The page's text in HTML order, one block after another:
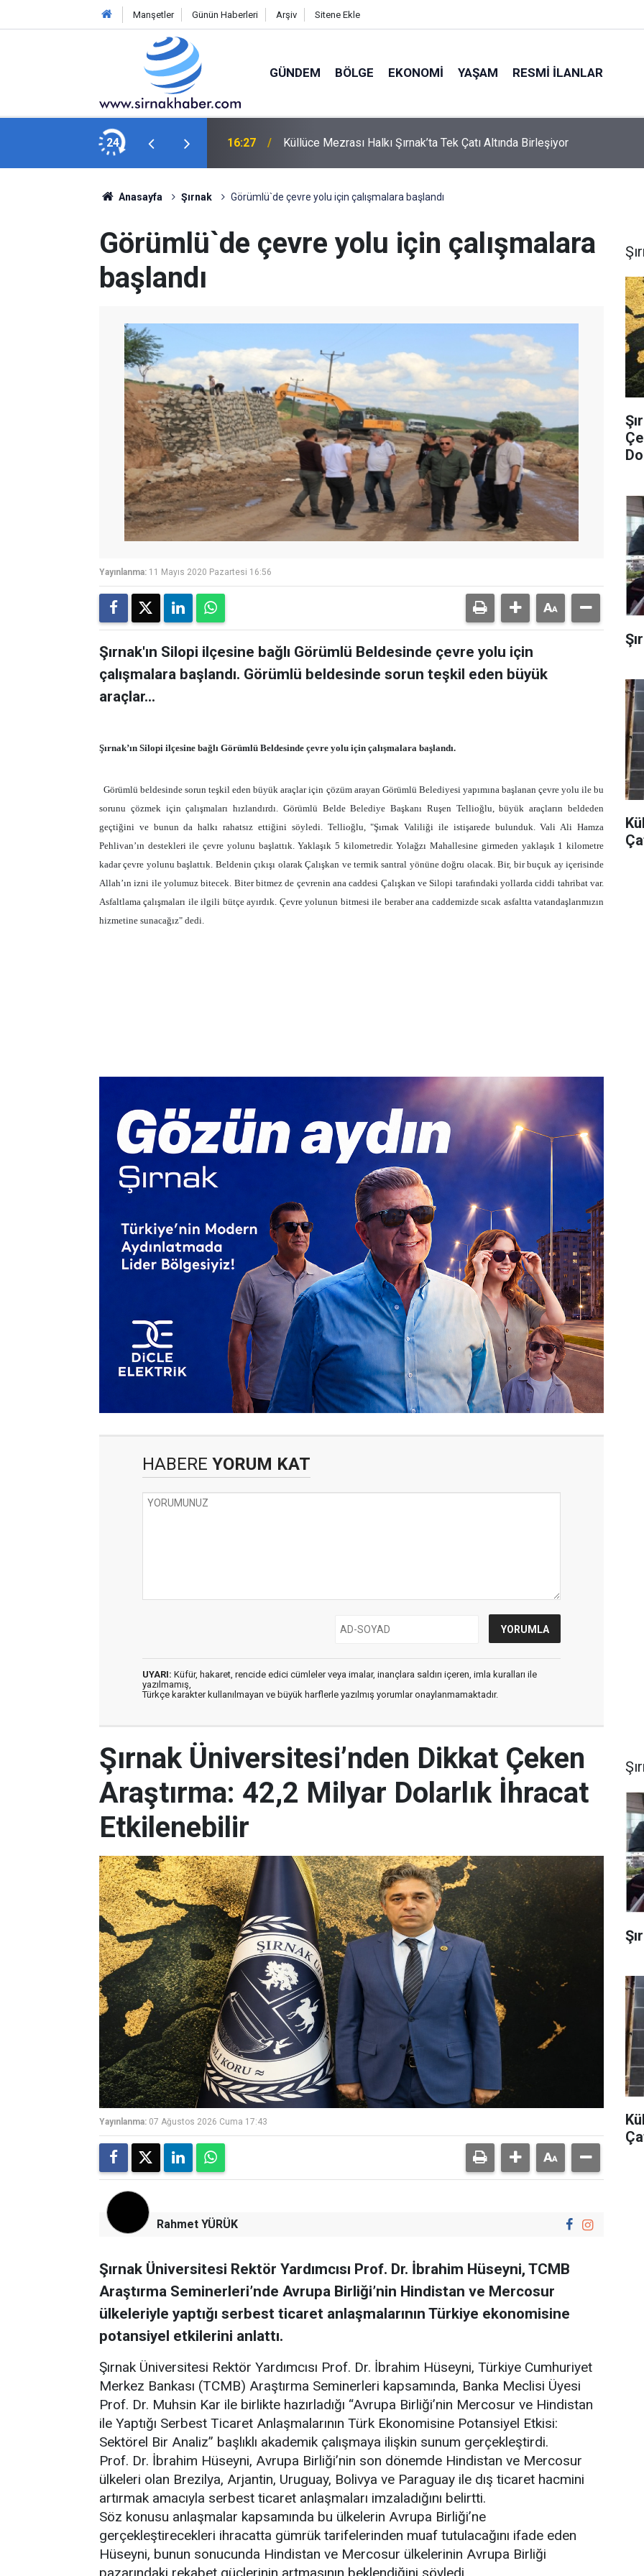
Manşetler Günün Haberleri Arşiv Sitene Ekle
GÜNDEM BÖLGE EKONOMI YAŞAM RESMI İLANLAR
24
ÜZERİNE… “EDİ BESE..!” 16:27 Küllüce Mezrası Halkı Şırnak’ta Tek Çatı Altında Birleşiyor
Anasayfa Şırnak Görümlü`de çevre yolu için çalışmalara başlandı
Görümlü`de çevre yolu için çalışmalara
başlandı
Yayınlanma: 11 Mayıs 2020 Pazartesi 16:56
Şırnak'ın Silopi ilçesine bağlı Görümlü Beldesinde çevre yolu için
çalışmalara başlandı. Görümlü beldesinde sorun teşkil eden büyük
araçlar...
Şırnak’ın Silopi ilçesine bağlı Görümlü Beldesinde çevre yolu için çalışmalara başlandı.
Görümlü beldesinde sorun teşkil eden büyük araçlar için çözüm arayan Görümlü Belediyesi yapımına başlanan çevre yolu ile bu
sorunu çözmek için çalışmaları hızlandırdı. Görümlü Belde Belediye Başkanı Ruşen Tellioğlu, büyük araçların beldeden
geçtiğini ve bunun da halkı rahatsız ettiğini söyledi. Tellioğlu, "Şırnak Valiliği ile istişarede bulunduk. Vali Ali Hamza
Pehlivan’ın destekleri ile çevre yolunu başlattık. Yaklaşık 5 kilometredir. Yolağzı Mahallesine girmeden yaklaşık 1 kilometre
kadar çevre yolunu başlattık. Beldenin çıkışı olarak Çalışkan ve termik santral yönüne doğru olacak. Bir, bir buçuk ay içerisinde
Allah’ın izni ile yolumuz bitecek. Biter bitmez de çevrenin ana caddesi Çalışkan ve Silopi tarafındaki yollarda ciddi tahribat var.
Asfaltlama çalışmaları ile ilgili bütçe ayırdık. Çevre yolunun bitmesi ile beraber ana caddemizde sıcak asfaltta vatandaşlarımızın
hizmetine sunacağız" dedi.
HABERE YORUM KAT
UYARI: Küfür, hakaret, rencide edici cümleler veya imalar, inançlara saldırı içeren, imla kuralları ile
yazılmamış,
Türkçe karakter kullanılmayan ve büyük harflerle yazılmış yorumlar onaylanmamaktadır.
Şırnak Üniversitesi’nden Dikkat Çeken
Araştırma: 42,2 Milyar Dolarlık İhracat
Etkilenebilir
Yayınlanma: 07 Ağustos 2026 Cuma 17:43
Rahmet YÜRÜK
Şırnak Üniversitesi Rektör Yardımcısı Prof. Dr. İbrahim Hüseyni, TCMB
Araştırma Seminerleri’nde Avrupa Birliği’nin Hindistan ve Mercosur
ülkeleriyle yaptığı serbest ticaret anlaşmalarının Türkiye ekonomisine
potansiyel etkilerini anlattı.
Şırnak Üniversitesi Rektör Yardımcısı Prof. Dr. İbrahim Hüseyni, Türkiye Cumhuriyet
Merkez Bankası (TCMB) Araştırma Seminerleri kapsamında, Banka Meclisi Üyesi
Prof. Dr. Muhsin Kar ile birlikte hazırladığı “Avrupa Birliği’nin Mercosur ve Hindistan
ile Yaptığı Serbest Ticaret Anlaşmalarının Türk Ekonomisine Potansiyel Etkisi:
Sektörel Bir Analiz” başlıklı akademik çalışmaya ilişkin sunum gerçekleştirdi.
Prof. Dr. İbrahim Hüseyni, Avrupa Birliği’nin son dönemde Hindistan ve Mercosur
ülkeleri olan Brezilya, Arjantin, Uruguay, Bolivya ve Paraguay ile dış ticaret hacmini
artırmak amacıyla serbest ticaret anlaşmaları imzaladığını belirtti.
Söz konusu anlaşmalar kapsamında bu ülkelerin Avrupa Birliği’ne
gerçekleştirecekleri ihracatta gümrük tarifelerinden muaf tutulacağını ifade eden
Hüseyni, bunun sonucunda Hindistan ve Mercosur ülkelerinin Avrupa Birliği